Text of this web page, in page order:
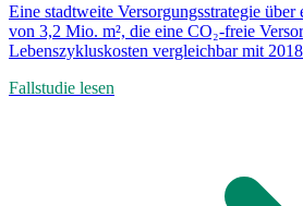
Eine stadtweite Versorgungsstrategie über
von 3,2 Mio. m², die eine CO₂-freie
Lebenszykluskosten vergleichbar mit
Fallstudie lesen